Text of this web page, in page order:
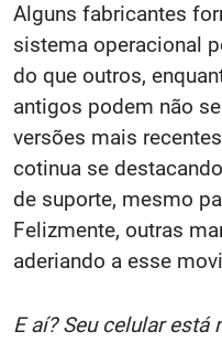
Alguns fabricantes
sistema operacional
do que outros,
antigos podem não
versões mais
cotinua se
de suporte, mesmo
Felizmente, outras
aderiando a esse
E aí? Seu celular